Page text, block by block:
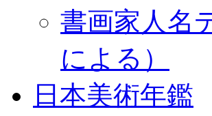
書画家人名
による）
日本美術年鑑